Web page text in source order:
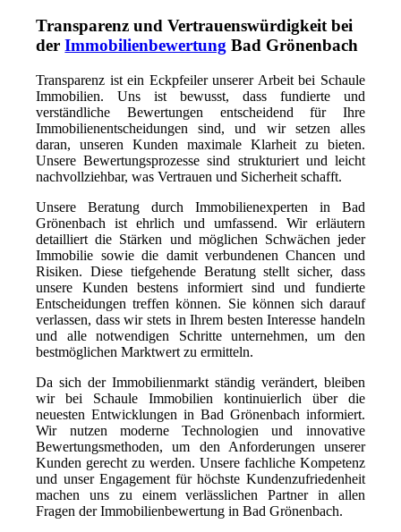
Transparenz und Vertrauenswürdigkeit bei
derImmobilienbewertung Bad Grönenbach
Transparenz ist ein Eckpfeiler unserer Arbeit bei Schaule
Immobilien. Uns ist bewusst, dass fundierte und
verständliche Bewertungen entscheidend für Ihre
Immobilienentscheidungen sind, und wir setzen alles
daran, unseren Kunden maximale Klarheit zu bieten.
Unsere Bewertungsprozesse sind strukturiert und leicht
nachvollziehbar, was Vertrauen und Sicherheit schafft.
Unsere Beratung durch Immobilienexperten in Bad
Grönenbach ist ehrlich und umfassend. Wir erläutern
detailliert die Stärken und möglichen Schwächen jeder
Immobilie sowie die damit verbundenen Chancen und
Risiken. Diese tiefgehende Beratung stellt sicher, dass
unsere Kunden bestens informiert sind und fundierte
Entscheidungen treffen können. Sie können sich darauf
verlassen, dass wir stets in Ihrem besten Interesse handeln
und alle notwendigen Schritte unternehmen, um den
bestmöglichen Marktwert zu ermitteln.
Da sich der Immobilienmarkt ständig verändert, bleiben
wir bei Schaule Immobilien kontinuierlich über die
neuesten Entwicklungen in Bad Grönenbach informiert.
Wir nutzen moderne Technologien und innovative
Bewertungsmethoden, um den Anforderungen unserer
Kunden gerecht zu werden. Unsere fachliche Kompetenz
und unser Engagement für höchste Kundenzufriedenheit
machen uns zu einem verlässlichen Partner in allen
Fragen der Immobilienbewertung in Bad Grönenbach.